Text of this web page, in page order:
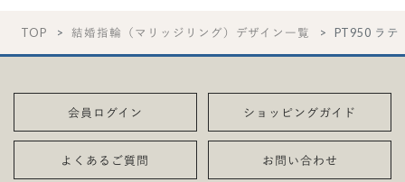
TOP 結婚指輪（マリッジリング）デザイン一覧 PT950 ラテ
会員ログイン ショッピングガイド
よくあるご質問 お問い合わせ